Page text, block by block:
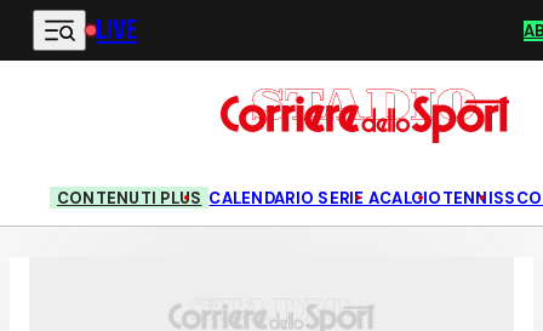
Vai al contenuto principale
LIVE
CONTENUTI PLUS CALENDARIO SERIE ACALCIOTENNIS